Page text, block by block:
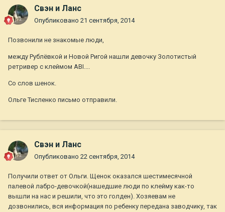
Свэн и Ланс
Опубликовано 21 сентября, 2014
Позвонили не знакомые люди,
между Рублёвкой и Новой Ригой нашли девочку Золотистый
ретривер с клеймом ABI....
Со слов шенок.
Ольге Тисленко письмо отправили.
Свэн и Ланс
Опубликовано 22 сентября, 2014
Получили ответ от Ольги. Щенок оказался шестимесячной
палевой лабро-девочкой(нашедшие люди по клейму как-то
вышли на нас и решили, что это голден). Хозяевам не
дозвонились, вся информация по ребенку передана заводчику, так